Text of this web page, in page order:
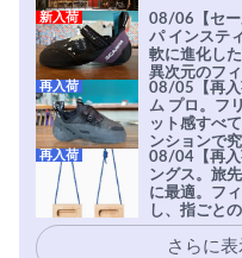
08/06【セー
パ インステ
軟に進化し
異次元のフィ
新入荷
08/05【再入
ム プロ。フ
ット感すべ
ンションで
実現。進化
を凌駕する
安心感。
再入荷
08/04【再入
ングス。旅
に最適。フ
し、指ごと
イマーの指
再入荷
さらに表